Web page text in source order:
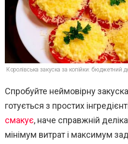
Королівська закуска за копійки: бюджетний
Спробуйте неймовірну
готується з простих
смакує, наче справжній
мінімум витрат і максимум